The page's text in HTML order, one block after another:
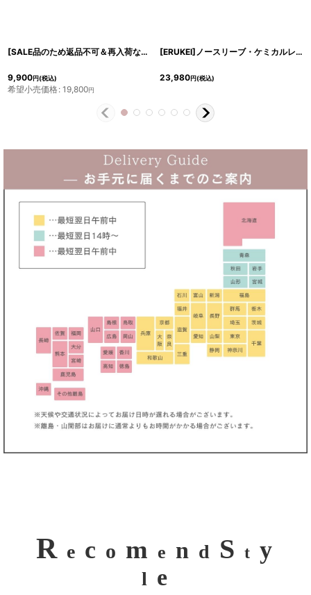
[SALE品のため返品不可＆再入荷なしの現品限り][ERUKEI]グリーン・プリント・ペイズリー・フリルスリーブ・フレアー・Vネック・ Aライン・ミディアムドレス・ワンピース[山崎みどり着用][送料無料]myall
9,900円(税込)
希望小売価格: 19,800円
[ERUKEI]ノースリーブ・ケミカルレース・大人・Aライン・膝丈・ミディアムドレス・ワンピース[山崎みどり着用]《送料＆代引き手数料無料》 myall
23,980円(税込)
R e c o m e n d S t y
l e